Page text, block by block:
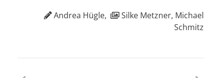
Andrea Hügle,
Silke Metzner, Michael
Schmitz